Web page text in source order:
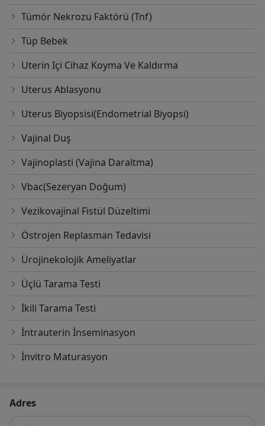
Tümör Nekrozu Faktörü (Tnf)
Tüp Bebek
Uterin Içi Cihaz Koyma Ve Kaldırma
Uterus Ablasyonu
Uterus Biyopsisi(Endometrial Biyopsi)
Vajinal Duş
Vajinoplasti (Vajina Daraltma)
Vbac(Sezeryan Doğum)
Vezikovajinal Fistül Düzeltimi
Östrojen Replasman Tedavisi
Ürojinekolojik Ameliyatlar
Üçlü Tarama Testi
İkili Tarama Testi
İntrauterin İnseminasyon
İnvitro Maturasyon
Adres